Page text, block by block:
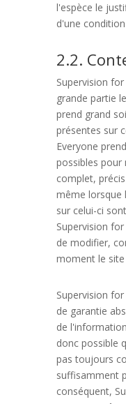
l'espèce le
d'une
2.2.
Supervision
grande partie
prend grand
présentes sur
Everyone
possibles pour
complet,
même lorsque
sur celui-ci
Supervision
de modifier,
moment le
Supervision
de garantie
de
donc possible
pas toujours
suffisamment
conséquent,